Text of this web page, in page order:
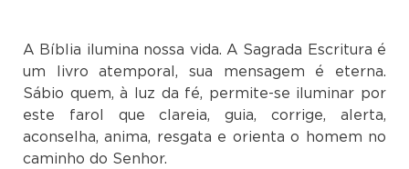
A Bíblia ilumina nossa vida. A Sagrada Escritura é
um livro atemporal, sua mensagem é eterna.
Sábio quem, à luz da fé, permite-se iluminar por
este farol que clareia, guia, corrige, alerta,
aconselha, anima, resgata e orienta o homem no
caminho do Senhor.